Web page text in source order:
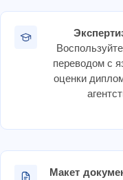
переводом с
оценки
Макет